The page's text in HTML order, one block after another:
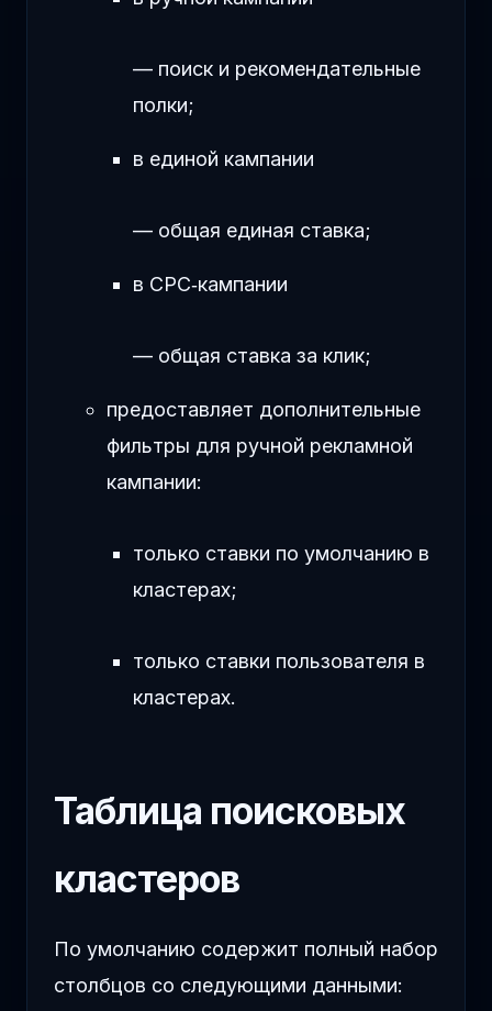
— поиск и рекомендательные
полки;
в единой кампании
— общая единая ставка;
в CPC‑кампании
— общая ставка за клик;
предоставляет дополнительные
фильтры для ручной рекламной
кампании:
только ставки по умолчанию в
кластерах;
только ставки пользователя в
кластерах.
Таблица поисковых
кластеров
По умолчанию содержит полный набор
столбцов со следующими данными: